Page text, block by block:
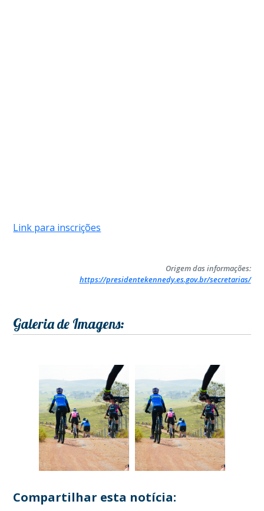
Link para inscrições
Origem das informações:
https://presidentekennedy.es.gov.br/secretarias/
Galeria de Imagens:
Compartilhar esta notícia: